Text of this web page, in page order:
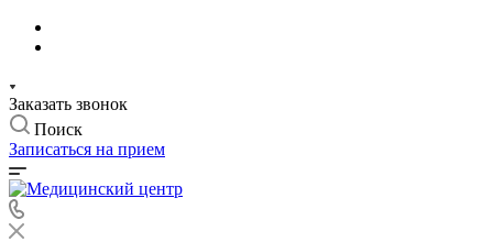
Заказать звонок
Поиск
Записаться на прием